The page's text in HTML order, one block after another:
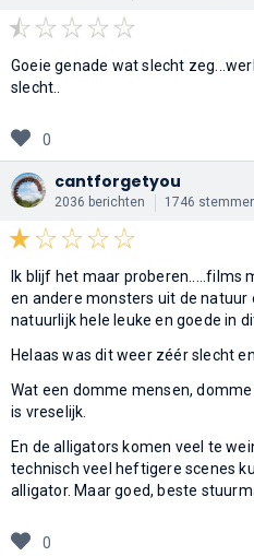
Goeie genade wat slecht
slecht..
0
cantforgetyou
2036 berichten 1746
Ik blijf het maar proberen.....films
en andere monsters uit de natuur
natuurlijk hele leuke en goede in dit
Helaas was dit weer zéér slecht
Wat een domme mensen,
is vreselijk.
En de alligators komen veel te
technisch veel heftigere scenes
alligator. Maar goed, beste
0